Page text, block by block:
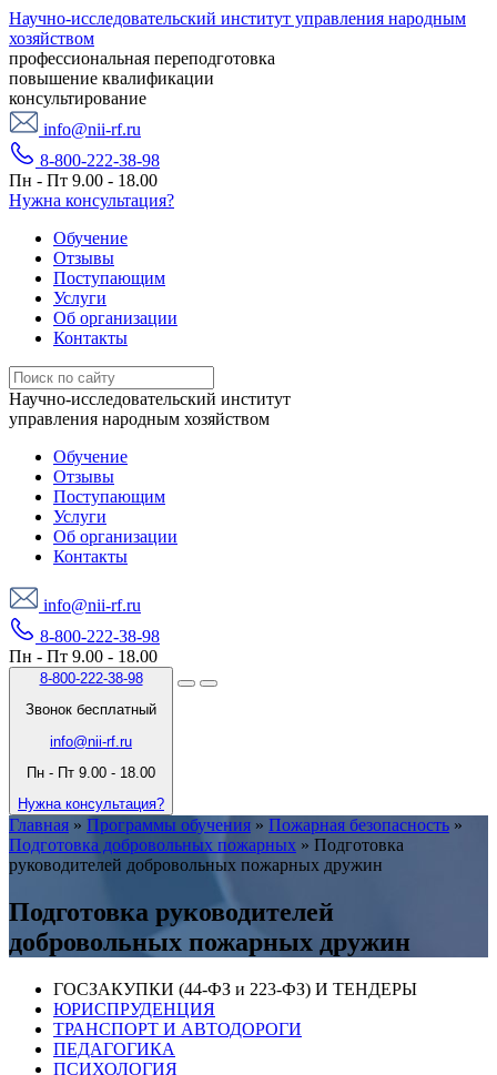
Научно-исследовательский институт управления народным
хозяйством
профессиональная переподготовка
повышение квалификации
консультирование
info@nii-rf.ru
8-800-222-38-98
Пн - Пт 9.00 - 18.00
Нужна консультация?
Обучение
Отзывы
Поступающим
Услуги
Об организации
Контакты
Научно-исследовательский институт
управления народным хозяйством
Обучение
Отзывы
Поступающим
Услуги
Об организации
Контакты
info@nii-rf.ru
8-800-222-38-98
Пн - Пт 9.00 - 18.00
8-800-222-38-98
Звонок бесплатный
info@nii-rf.ru
Пн - Пт 9.00 - 18.00
Нужна консультация?
Главная » Программы обучения » Пожарная безопасность »
Подготовка добровольных пожарных » Подготовка
руководителей добровольных пожарных дружин
Подготовка руководителей
добровольных пожарных дружин
ГОСЗАКУПКИ (44-ФЗ и 223-ФЗ) И ТЕНДЕРЫ
ЮРИСПРУДЕНЦИЯ
ТРАНСПОРТ И АВТОДОРОГИ
ПЕДАГОГИКА
ПСИХОЛОГИЯ